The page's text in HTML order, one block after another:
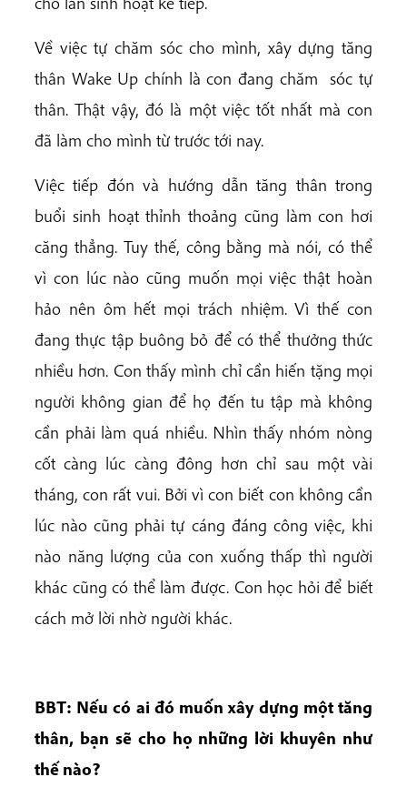
Về việc tự chăm sóc cho mình, xây dựng tăng
thân Wake Up chính là con đang chăm sóc tự
thân. Thật vậy, đó là một việc tốt nhất mà con
đã làm cho mình từ trước tới nay.
Việc tiếp đón và hướng dẫn tăng thân trong
buổi sinh hoạt thỉnh thoảng cũng làm con hơi
căng thẳng. Tuy thế, công bằng mà nói, có thể
vì con lúc nào cũng muốn mọi việc thật hoàn
hảo nên ôm hết mọi trách nhiệm. Vì thế con
đang thực tập buông bỏ để có thể thưởng thức
nhiều hơn. Con thấy mình chỉ cần hiến tặng mọi
người không gian để họ đến tu tập mà không
cần phải làm quá nhiều. Nhìn thấy nhóm nòng
cốt càng lúc càng đông hơn chỉ sau một vài
tháng, con rất vui. Bởi vì con biết con không cần
lúc nào cũng phải tự cáng đáng công việc, khi
nào năng lượng của con xuống thấp thì người
khác cũng có thể làm được. Con học hỏi để biết
cách mở lời nhờ người khác.
BBT: Nếu có ai đó muốn xây dựng một tăng
thân, bạn sẽ cho họ những lời khuyên như
thế nào?